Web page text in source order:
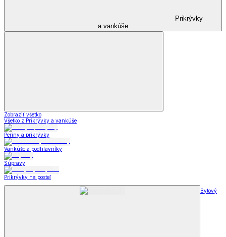
Prikrývky
a vankúše
Zobraziť všetko
Všetko z Prikrývky a vankúše
Periny a prikrývky
Vankúše a podhlavníky
Súpravy
Prikrývky na posteľ
Bytový